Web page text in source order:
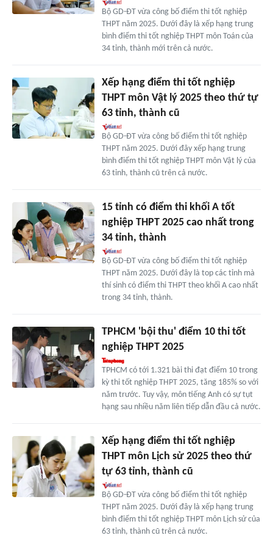
Bộ GD-ĐT vừa công bố điểm thi tốt nghiệp
THPT năm 2025. Dưới đây là xếp hạng trung
bình điểm thi tốt nghiệp THPT môn Toán của
34 tỉnh, thành mới trên cả nước.
Xếp hạng điểm thi tốt nghiệp
THPT môn Vật lý 2025 theo thứ tự
63 tỉnh, thành cũ
Bộ GD-ĐT vừa công bố điểm thi tốt nghiệp
THPT năm 2025. Dưới đây xếp hạng trung
bình điểm thi tốt nghiệp THPT môn Vật lý của
63 tỉnh, thành cũ trên cả nước.
15 tỉnh có điểm thi khối A tốt
nghiệp THPT 2025 cao nhất trong
34 tỉnh, thành
Bộ GD-ĐT vừa công bố điểm thi tốt nghiệp
THPT năm 2025. Dưới đây là top các tỉnh mà
thí sinh có điểm thi THPT theo khối A cao nhất
trong 34 tỉnh, thành.
TPHCM 'bội thu' điểm 10 thi tốt
nghiệp THPT 2025
TPHCM có tới 1.321 bài thi đạt điểm 10 trong
kỳ thi tốt nghiệp THPT 2025, tăng 185% so với
năm trước. Tuy vậy, môn tiếng Anh có sự tụt
hạng sau nhiều năm liên tiếp dẫn đầu cả nước.
Xếp hạng điểm thi tốt nghiệp
THPT môn Lịch sử 2025 theo thứ
tự 63 tỉnh, thành cũ
Bộ GD-ĐT vừa công bố điểm thi tốt nghiệp
THPT năm 2025. Dưới đây là xếp hạng trung
bình điểm thi tốt nghiệp THPT môn Lịch sử của
63 tỉnh, thành cũ trên cả nước.